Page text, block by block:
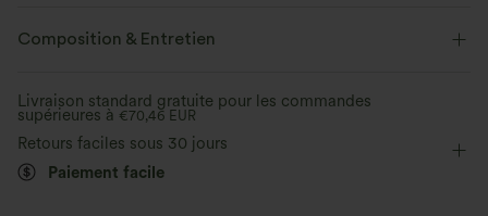
Coupe ample Soutien-gorge intégré
Longueur taille Manches courtes
Composition & Entretien
Livraison standard gratuite pour les commandes
supérieures à €70,46 EUR
Retours faciles sous 30 jours
Paiement facile